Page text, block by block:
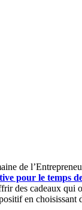
de
pour le temps
des cadeaux qui
en choisissant